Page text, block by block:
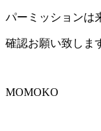
パーミッションは
確認お願い致しま
MOMOKO